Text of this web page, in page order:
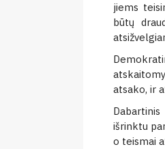
jiems
būtų
atsako, ir
išrinktu
o teismai